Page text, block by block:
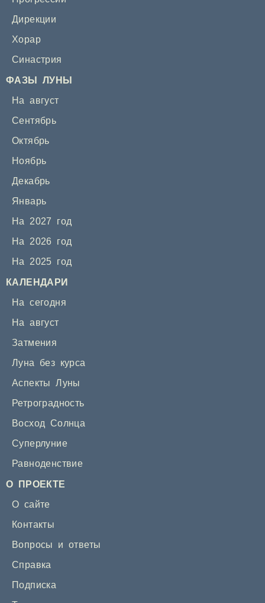
Дирекции
Хорар
Синастрия
ФАЗЫ ЛУНЫ
На август
Сентябрь
Октябрь
Ноябрь
Декабрь
Январь
На 2027 год
На 2026 год
На 2025 год
КАЛЕНДАРИ
На сегодня
На август
Затмения
Луна без курса
Аспекты Луны
Ретроградность
Восход Солнца
Суперлуние
Равноденствие
О ПРОЕКТЕ
О сайте
Контакты
Вопросы и ответы
Справка
Подписка